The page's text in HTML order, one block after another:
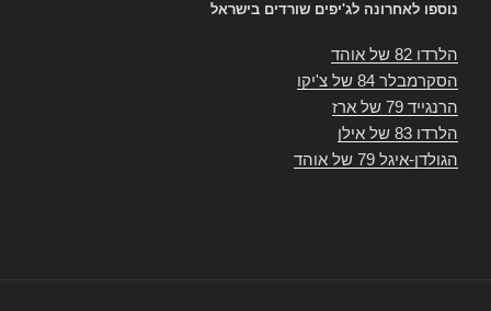
נוספו לאחרונה לג'יפים שורדים בישראל
הלרדו 82 של אוהד
הסקרמבלר 84 של צ'יקו
הרנגייד 79 של ארז
הלרדו 83 של אילן
הגולדן-איגל 79 של אוהד